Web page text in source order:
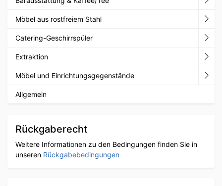
Möbel aus rostfreiem Stahl
Catering-Geschirrspüler
Extraktion
Möbel und Einrichtungsgegenstände
Allgemein
Rückgaberecht
Weitere Informationen zu den Bedingungen finden Sie in
unseren Rückgabebedingungen